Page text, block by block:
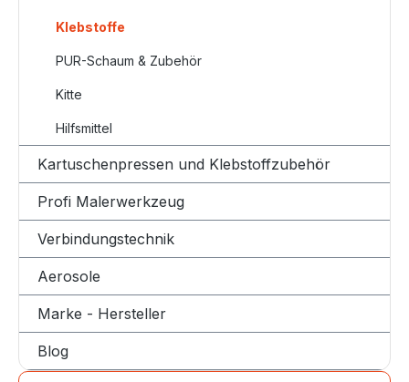
Klebstoffe
PUR-Schaum & Zubehör
Kitte
Hilfsmittel
Kartuschenpressen und Klebstoffzubehör
Profi Malerwerkzeug
Verbindungstechnik
Aerosole
Marke - Hersteller
Blog